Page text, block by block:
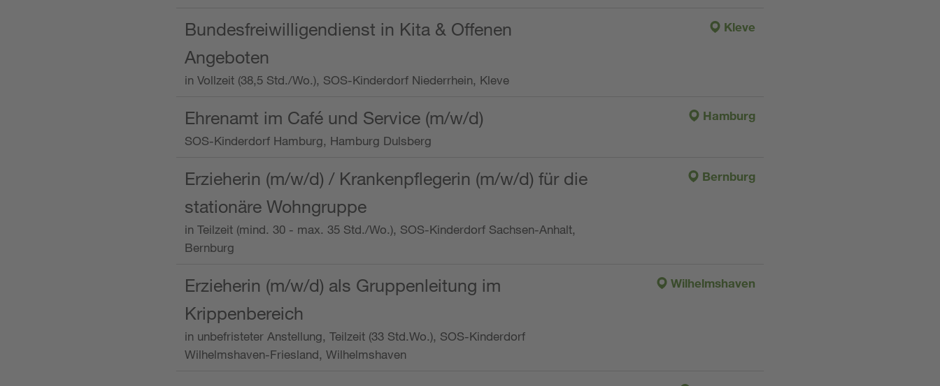
Bundesfreiwilligendienst in Kita & Offenen
Angeboten
in Vollzeit (38,5 Std./Wo.), SOS-Kinderdorf Niederrhein, Kleve
Kleve
Ehrenamt im Café und Service (m/w/d)
SOS-Kinderdorf Hamburg, Hamburg Dulsberg
Hamburg
Erzieherin (m/w/d) / Krankenpflegerin (m/w/d) für die
stationäre Wohngruppe
in Teilzeit (mind. 30 - max. 35 Std./Wo.), SOS-Kinderdorf Sachsen-Anhalt,
Bernburg
Bernburg
Erzieherin (m/w/d) als Gruppenleitung im
Krippenbereich
in unbefristeter Anstellung, Teilzeit (33 Std.Wo.), SOS-Kinderdorf
Wilhelmshaven-Friesland, Wilhelmshaven
Wilhelmshaven